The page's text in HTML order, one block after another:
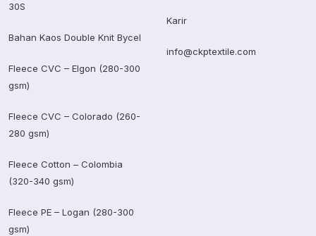
30S
Bahan Kaos Double Knit Bycel
Fleece CVC – Elgon (280-300
gsm)
Fleece CVC – Colorado (260-
280 gsm)
Fleece Cotton – Colombia
(320-340 gsm)
Fleece PE – Logan (280-300
gsm)
Karir
info@ckptextile.com